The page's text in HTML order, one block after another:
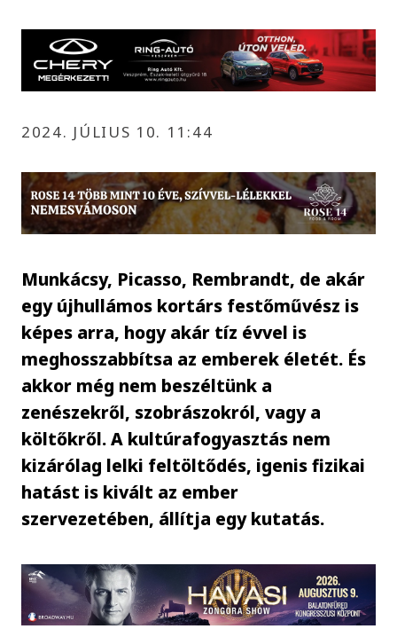
2024. JÚLIUS 10. 11:44
Munkácsy, Picasso, Rembrandt, de akár
egy újhullámos kortárs festőművész is
képes arra, hogy akár tíz évvel is
meghosszabbítsa az emberek életét. És
akkor még nem beszéltünk a
zenészekről, szobrászokról, vagy a
költőkről. A kultúrafogyasztás nem
kizárólag lelki feltöltődés, igenis fizikai
hatást is kivált az ember
szervezetében, állítja egy kutatás.